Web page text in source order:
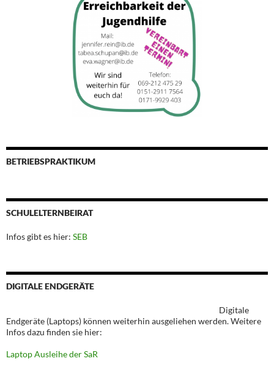
BETRIEBSPRAKTIKUM
SCHULELTERNBEIRAT
Infos gibt es hier: SEB
DIGITALE ENDGERÄTE
Digitale
Endgeräte (Laptops) können weiterhin ausgeliehen werden. Weitere
Infos dazu finden sie hier:
Laptop Ausleihe der SaR